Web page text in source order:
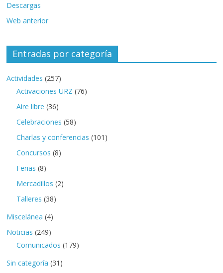
Descargas
Web anterior
Entradas por categoría
Actividades (257)
Activaciones URZ (76)
Aire libre (36)
Celebraciones (58)
Charlas y conferencias (101)
Concursos (8)
Ferias (8)
Mercadillos (2)
Talleres (38)
Miscelánea (4)
Noticias (249)
Comunicados (179)
Sin categoría (31)